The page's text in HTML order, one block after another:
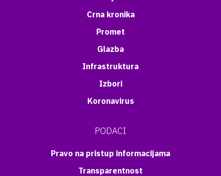
Crna kronika
Promet
Glazba
Infrastruktura
Izbori
Koronavirus
PODACI
Pravo na pristup informacijama
Transparentnost